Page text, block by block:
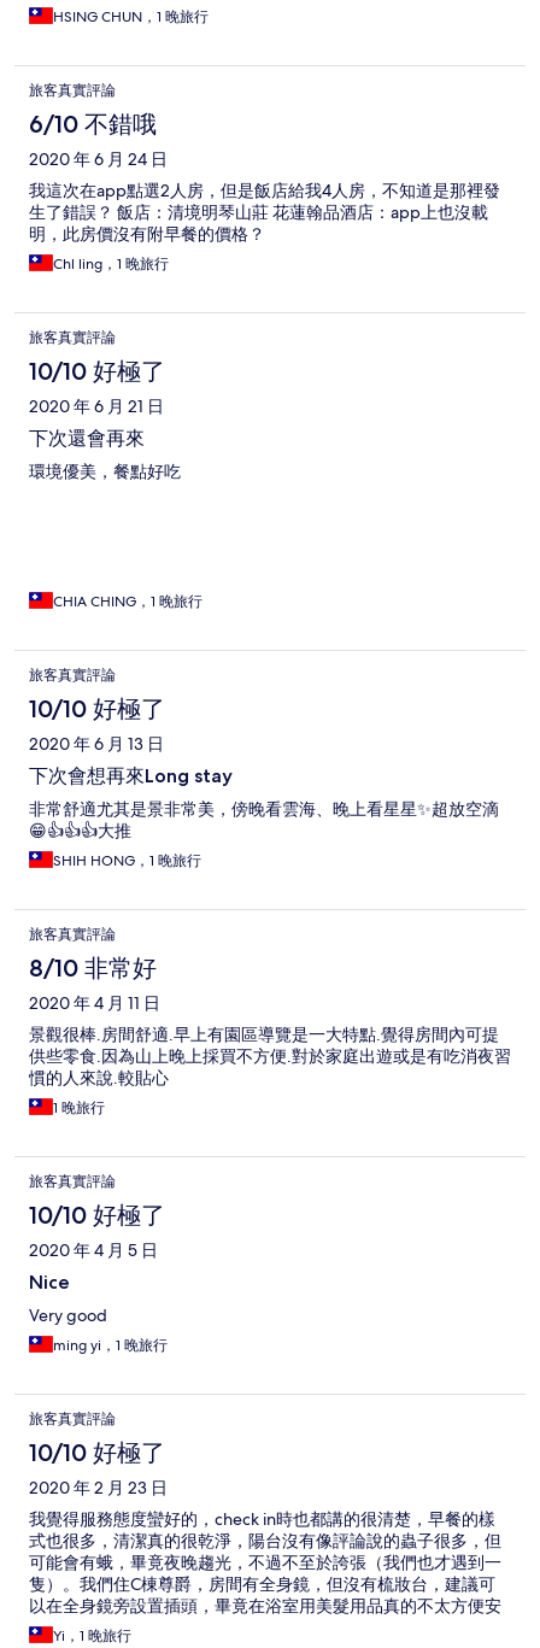
HSING CHUN，1 晚旅行
旅客真實評論
6/10 不錯哦
2020 年 6 月 24 日
我這次在app點選2人房，但是飯店給我4人房，不知道是那裡發
生了錯誤？ 飯店：清境明琴山莊 花蓮翰品酒店：app上也沒載
明，此房價沒有附早餐的價格？
Chl ling，1 晚旅行
旅客真實評論
10/10 好極了
2020 年 6 月 21 日
下次還會再來
環境優美，餐點好吃
CHIA CHING，1 晚旅行
旅客真實評論
10/10 好極了
2020 年 6 月 13 日
下次會想再來Long stay
非常舒適尤其是景非常美，傍晚看雲海、晚上看星星✨超放空滴
😁👍👍👍大推
SHIH HONG，1 晚旅行
旅客真實評論
8/10 非常好
2020 年 4 月 11 日
景觀很棒.房間舒適.早上有園區導覽是一大特點.覺得房間內可提
供些零食.因為山上晚上採買不方便.對於家庭出遊或是有吃消夜習
慣的人來說.較貼心
1 晚旅行
旅客真實評論
10/10 好極了
2020 年 4 月 5 日
Nice
Very good
ming yi，1 晚旅行
旅客真實評論
10/10 好極了
2020 年 2 月 23 日
我覺得服務態度蠻好的，check in時也都講的很清楚，早餐的樣
式也很多，清潔真的很乾淨，陽台沒有像評論說的蟲子很多，但
可能會有蛾，畢竟夜晚趨光，不過不至於誇張（我們也才遇到一
隻）。我們住C棟尊爵，房間有全身鏡，但沒有梳妝台，建議可
以在全身鏡旁設置插頭，畢竟在浴室用美髮用品真的不太方便安
全。Yi，1 晚旅行